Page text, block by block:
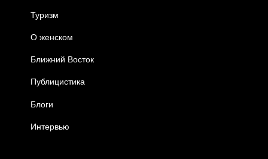
Туризм
О женском
Ближний Восток
Публицистика
Блоги
Интервью